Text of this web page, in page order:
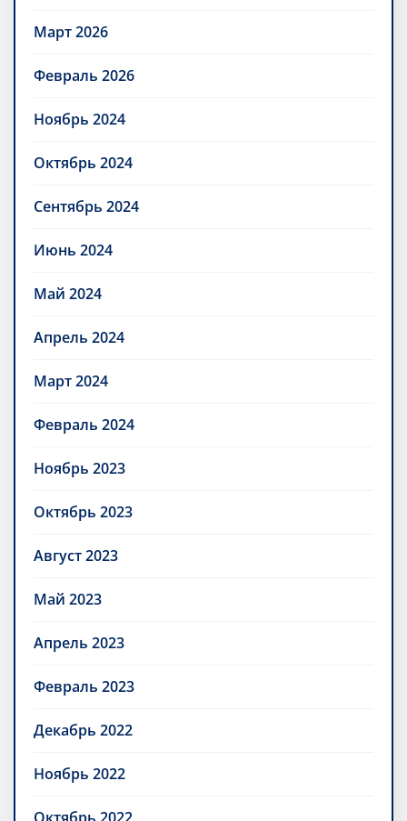
Март 2026
Февраль 2026
Ноябрь 2024
Октябрь 2024
Сентябрь 2024
Июнь 2024
Май 2024
Апрель 2024
Март 2024
Февраль 2024
Ноябрь 2023
Октябрь 2023
Август 2023
Май 2023
Апрель 2023
Февраль 2023
Декабрь 2022
Ноябрь 2022